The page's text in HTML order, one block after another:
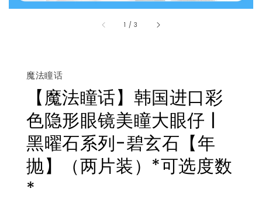
1 /3
魔法瞳话
【魔法瞳话】韩国进口彩
色隐形眼镜美瞳大眼仔 |
黑曜石系列-碧玄石【年
抛】（两片装）*可选度数
*